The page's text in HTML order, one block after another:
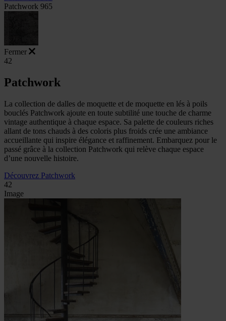
Patchwork 965
Fermer
42
Patchwork
La collection de dalles de moquette et de moquette en lés à poils
bouclés Patchwork ajoute en toute subtilité une touche de charme
vintage authentique à chaque espace. Sa palette de couleurs riches
allant de tons chauds à des coloris plus froids crée une ambiance
accueillante qui inspire élégance et raffinement. Embarquez pour le
passé grâce à la collection Patchwork qui relève chaque espace
d’une nouvelle histoire.
Découvrez Patchwork
42
Image